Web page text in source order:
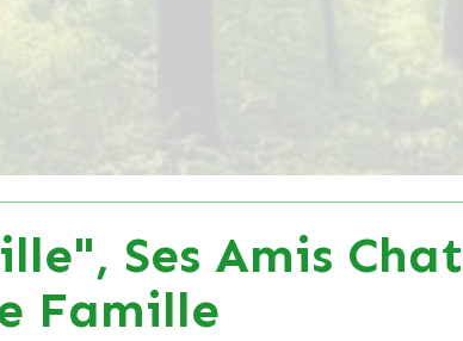
Ses Amis
Famille